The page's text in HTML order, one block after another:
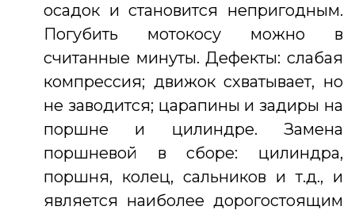
осадок и становится непригодным.
Погубить мотокосу можно в
считанные минуты. Дефекты: слабая
компрессия; движок схватывает, но
не заводится; царапины и задиры на
поршне и цилиндре. Замена
поршневой в сборе: цилиндра,
поршня, колец, сальников и т.д., и
является наиболее дорогостоящим